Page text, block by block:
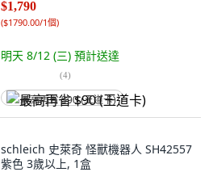
$1,790
($1790.00/1個)
明天 8/12 (三) 預計送達
(4)
最高再省 $90 (王道卡)
schleich 史萊奇 怪獸機器人 SH42557
紫色 3歲以上, 1盒